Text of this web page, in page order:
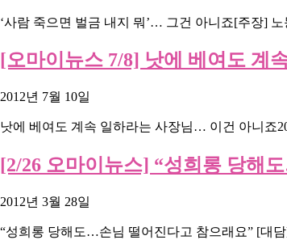
‘사람 죽으면 벌금 내지 뭐’… 그건 아니죠[주장] 노
[오마이뉴스 7/8] 낫에 베여도 계
2012년 7월 10일
낫에 베여도 계속 일하라는 사장님… 이건 아니죠
[2/26 오마이뉴스] “성희롱 당해
2012년 3월 28일
“성희롱 당해도…손님 떨어진다고 참으래요” [대